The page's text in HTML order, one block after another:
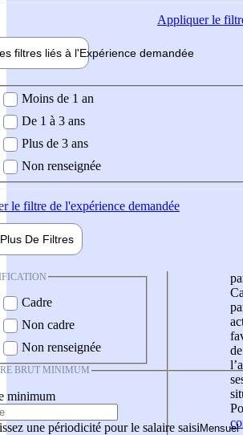
Appliquerle
filtres liés à l'Expérience demandée
demandée
Moins de 1 an
De 1 à 3 ans
Plus de 3 ans
Non renseignée
le filtre de l'expérience demandée
Plus De Filtres
Cadre
Non cadre
Non renseignée
BRUT MINIMUM
minimum
une périodicité pour le salaire saisi